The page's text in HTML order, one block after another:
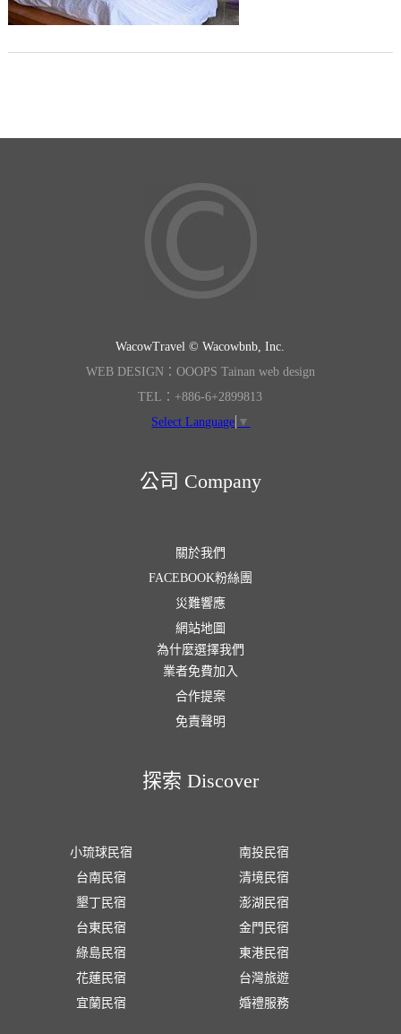
WacowTravel © Wacowbnb, Inc.
WEB DESIGN：OOOPS Tainan web design
TEL：+886-6+2899813
Select Language ▼
公司 Company
關於我們
FACEBOOK粉絲團
災難響應
網站地圖
為什麼選擇我們
業者免費加入
合作提案
免責聲明
探索 Discover
小琉球民宿
台南民宿
墾丁民宿
台東民宿
綠島民宿
花蓮民宿
宜蘭民宿
南投民宿
清境民宿
澎湖民宿
金門民宿
東港民宿
台灣旅遊
婚禮服務